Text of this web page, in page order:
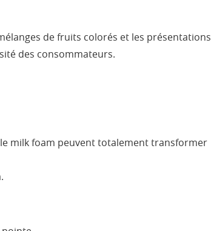
de fruits colorés et les présentations
des consommateurs.
milk foam peuvent totalement transformer